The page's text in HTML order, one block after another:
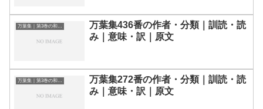
万葉集｜第3巻の和歌一覧
万葉集436番の作者・分類｜訓読・読
み｜意味・訳｜原文
万葉集｜第3巻の和歌一覧
万葉集272番の作者・分類｜訓読・読
み｜意味・訳｜原文